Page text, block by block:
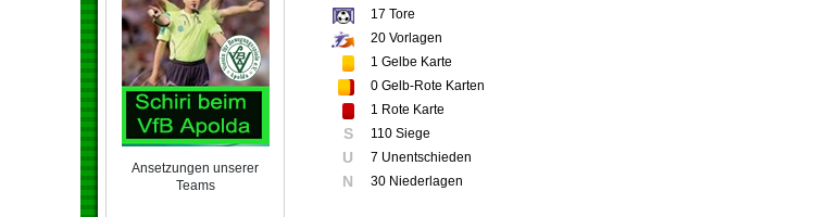
Ansetzungen unserer
Teams
17 Tore
20 Vorlagen
1 Gelbe Karte
0 Gelb-Rote Karten
1 Rote Karte
S 110 Siege
U 7 Unentschieden
N 30 Niederlagen